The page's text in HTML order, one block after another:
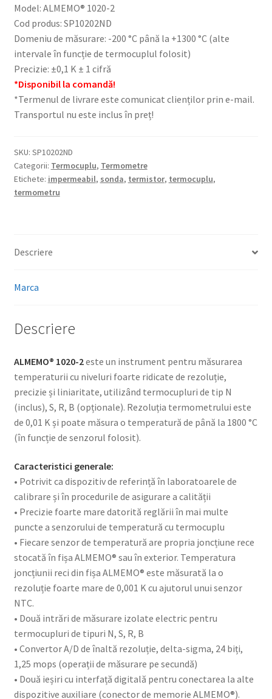
Model: ALMEMO® 1020-2
Cod produs: SP10202ND
Domeniu de măsurare: -200 °C până la +1300 °C (alte
intervale în funcție de termocuplul folosit)
Precizie: ±0,1 K ± 1 cifră
*Disponibil la comandă!
*Termenul de livrare este comunicat clienților prin e-mail.
Transportul nu este inclus în preț!
SKU: SP10202ND
Categorii: Termocuplu, Termometre
Etichete: impermeabil, sonda, termistor, termocuplu,
termometru
Descriere
Marca
Descriere
ALMEMO® 1020-2este un instrument pentru măsurarea
temperaturii cu niveluri foarte ridicate de rezoluție,
precizie și liniaritate, utilizând termocupluri de tip N
(inclus), S, R, B (opționale). Rezoluția termometrului este
de 0,01 K și poate măsura o temperatură de până la 1800 °C
(în funcție de senzorul folosit).
Caracteristici generale:
• Potrivit ca dispozitiv de referință în laboratoarele de
calibrare și în procedurile de asigurare a calității
• Precizie foarte mare datorită reglării în mai multe
puncte a senzorului de temperatură cu termocuplu
• Fiecare senzor de temperatură are propria joncțiune rece
stocată în fișa ALMEMO® sau în exterior. Temperatura
joncțiunii reci din fișa ALMEMO® este măsurată la o
rezoluție foarte mare de 0,001 K cu ajutorul unui senzor
NTC.
• Două intrări de măsurare izolate electric pentru
termocupluri de tipuri N, S, R, B
• Convertor A/D de înaltă rezoluție, delta-sigma, 24 biți,
1,25 mops (operații de măsurare pe secundă)
• Două ieșiri cu interfață digitală pentru conectarea la alte
dispozitive auxiliare (conector de memorie ALMEMO®).